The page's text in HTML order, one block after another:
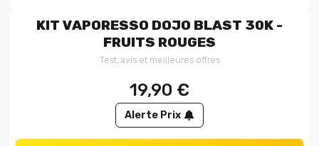
KIT VAPORESSO DOJO BLAST 30K -
FRUITS ROUGES
Test, avis et meilleures offres
19,90 €
Alerte Prix